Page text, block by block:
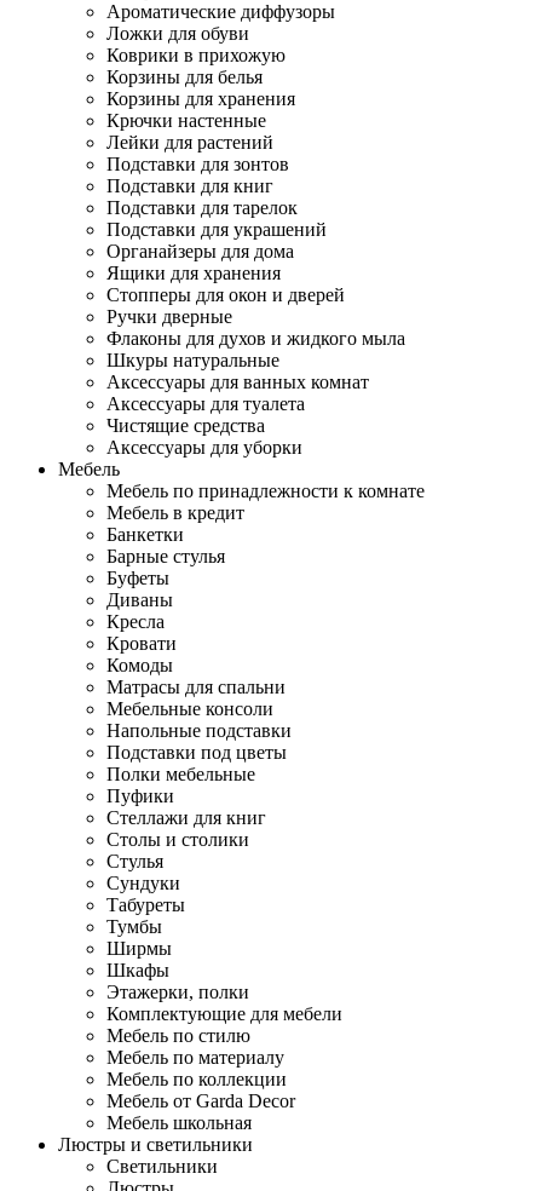
Ароматические диффузоры
Ложки для обуви
Коврики в прихожую
Корзины для белья
Корзины для хранения
Крючки настенные
Лейки для растений
Подставки для зонтов
Подставки для книг
Подставки для тарелок
Подставки для украшений
Органайзеры для дома
Ящики для хранения
Стопперы для окон и дверей
Ручки дверные
Флаконы для духов и жидкого мыла
Шкуры натуральные
Аксессуары для ванных комнат
Аксессуары для туалета
Чистящие средства
Аксессуары для уборки
Мебель
Мебель по принадлежности к комнате
Мебель в кредит
Банкетки
Барные стулья
Буфеты
Диваны
Кресла
Кровати
Комоды
Матрасы для спальни
Мебельные консоли
Напольные подставки
Подставки под цветы
Полки мебельные
Пуфики
Стеллажи для книг
Столы и столики
Стулья
Сундуки
Табуреты
Тумбы
Ширмы
Шкафы
Этажерки, полки
Комплектующие для мебели
Мебель по стилю
Мебель по материалу
Мебель по коллекции
Мебель от Garda Decor
Мебель школьная
Люстры и светильники
Светильники